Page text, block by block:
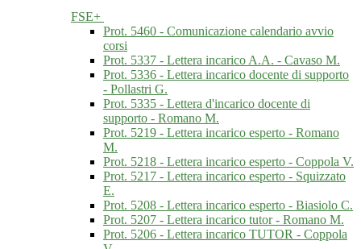
FSE+
Prot. 5460 - Comunicazione calendario avvio
corsi
Prot. 5337 - Lettera incarico A.A. - Cavaso M.
Prot. 5336 - Lettera incarico docente di supporto
- Pollastri G.
Prot. 5335 - Lettera d'incarico docente di
supporto - Romano M.
Prot. 5219 - Lettera incarico esperto - Romano
M.
Prot. 5218 - Lettera incarico esperto - Coppola V.
Prot. 5217 - Lettera incarico esperto - Squizzato
E.
Prot. 5208 - Lettera incarico esperto - Biasiolo C.
Prot. 5207 - Lettera incarico tutor - Romano M.
Prot. 5206 - Lettera incarico TUTOR - Coppola